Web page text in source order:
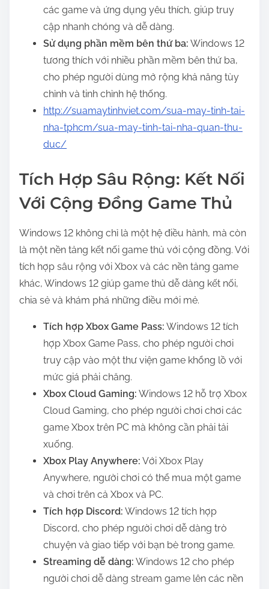
các game và ứng dụng yêu thích, giúp truy
cập nhanh chóng và dễ dàng.
Sử dụng phần mềm bên thứ ba: Windows 12
tương thích với nhiều phần mềm bên thứ ba,
cho phép người dùng mở rộng khả năng tùy
chỉnh và tinh chỉnh hệ thống.
http://suamaytinhviet.com/sua-may-tinh-tai-
nha-tphcm/sua-may-tinh-tai-nha-quan-thu-
duc/
Tích Hợp Sâu Rộng: Kết Nối
Với Cộng Đồng Game Thủ
Windows 12 không chỉ là một hệ điều hành, mà còn
là một nền tảng kết nối game thủ với cộng đồng. Với
tích hợp sâu rộng với Xbox và các nền tảng game
khác, Windows 12 giúp game thủ dễ dàng kết nối,
chia sẻ và khám phá những điều mới mẻ.
Tích hợp Xbox Game Pass: Windows 12 tích
hợp Xbox Game Pass, cho phép người chơi
truy cập vào một thư viện game khổng lồ với
mức giá phải chăng.
Xbox Cloud Gaming: Windows 12 hỗ trợ Xbox
Cloud Gaming, cho phép người chơi chơi các
game Xbox trên PC mà không cần phải tải
xuống.
Xbox Play Anywhere: Với Xbox Play
Anywhere, người chơi có thể mua một game
và chơi trên cả Xbox và PC.
Tích hợp Discord: Windows 12 tích hợp
Discord, cho phép người chơi dễ dàng trò
chuyện và giao tiếp với bạn bè trong game.
Streaming dễ dàng: Windows 12 cho phép
người chơi dễ dàng stream game lên các nền